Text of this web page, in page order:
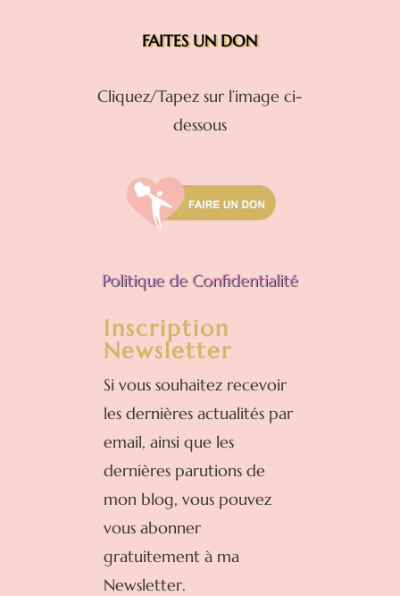
FAITES UN DON
Cliquez/Tapez sur l’image ci-
dessous
Politique de Confidentialité
Inscription
Newsletter
Si vous souhaitez recevoir
les dernières actualités par
email, ainsi que les
dernières parutions de
mon blog, vous pouvez
vous abonner
gratuitement à ma
Newsletter.